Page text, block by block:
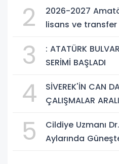
2
2026-2027 Amatör futbol
lisans ve
3
: ATATÜRK
SERİMİ BAŞLADI
4
SİVEREK'İN CAN
ÇALIŞMALAR
5
Cildiye Uzmanı
Aylarında